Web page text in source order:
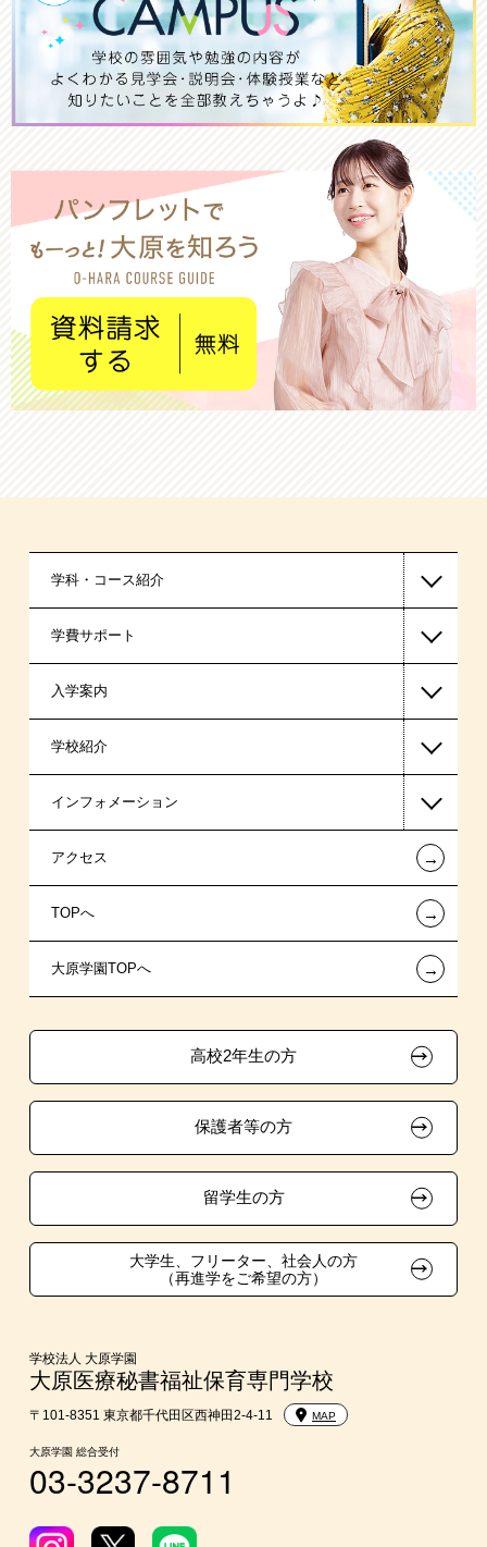
学科・コース紹介
医療事務系
学費サポート
高等教育の修学支援新制度
日本学生支援機構の奨学金
国の教育ローン
提携教育ローン
新聞奨学生
専門実践教育訓練給付金制度
資格による特待生制度
入学案内
一般入学
AO入学
指定校推薦入学
指定校自己推薦入学
特別推薦入学
生徒会活動推薦入学
在校生・卒業生紹介推薦入学
大学生・短期大学生特別入学
学費
入学前のお勧め学習システム
大学・短期大学・公務員併願制度
学校紹介
在校生からあなたへ
夢を叶えた先輩たち
施設・研修所
学生寮・マンションのご案内
大原学園グループ案内
インフォメーション
お知らせ・新着情報
在校生へのお知らせ
各種証明書の発行ご希望の方
採用ご担当の方
アクセス ←
TOPへ ←
大原学園TOPへ ←
高校2年生の方
保護者等の方
留学生の方
大学生、フリーター、社会人の方
（再進学をご希望の方）
学校法人 大原学園
大原医療秘書福祉保育専門学校
〒101-8351 東京都千代田区西神田2-4-11 MAP
大原学園 総合受付
03-3237-8711